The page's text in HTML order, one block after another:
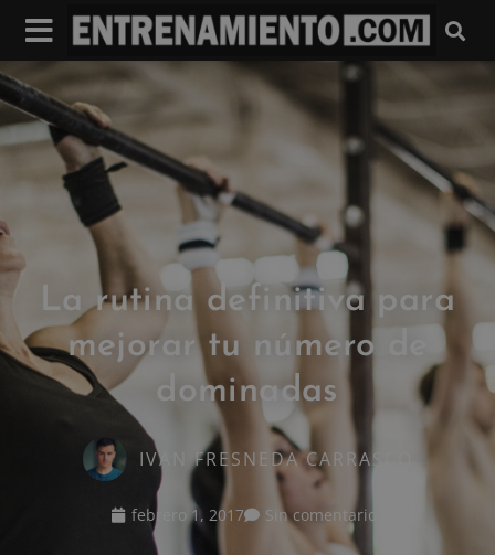
La rutina definitiva para
mejorar tu número de
dominadas
IVAN FRESNEDA CARRASCO
febrero 1, 2017 Sin comentarios